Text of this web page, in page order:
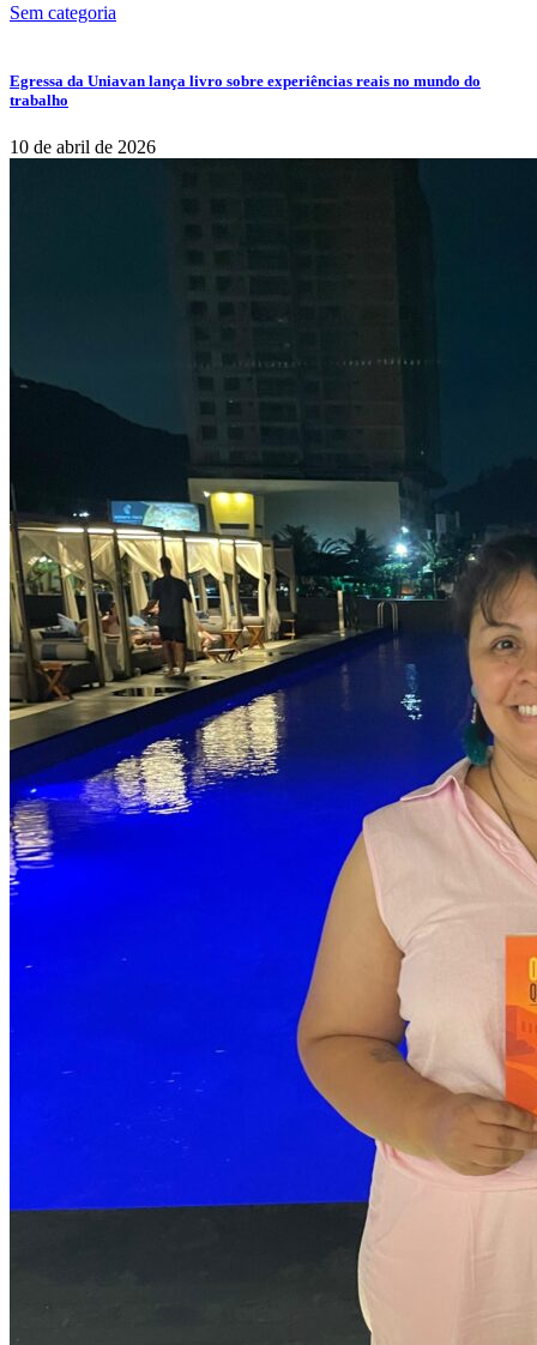
Sem categoria
Egressa da Uniavan lança livro sobre experiências reais no mundo do
trabalho
10 de abril de 2026